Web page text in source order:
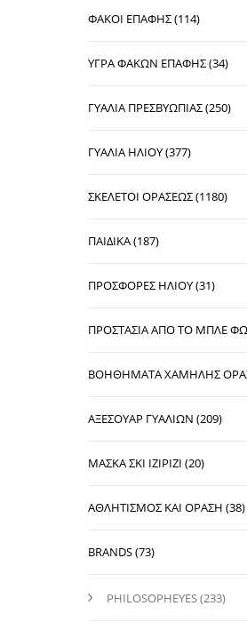
ΦΑΚΟΙ ΕΠΑΦΗΣ (114)
ΥΓΡΑ ΦΑΚΩΝ ΕΠΑΦΗΣ (34)
ΓΥΑΛΙΑ ΠΡΕΣΒΥΩΠΙΑΣ (250)
ΓΥΑΛΙΑ ΗΛΙΟΥ (377)
ΣΚΕΛΕΤΟΙ ΟΡΑΣΕΩΣ (1180)
ΠΑΙΔΙΚΑ (187)
ΠΡΟΣΦΟΡΕΣ ΗΛΙΟΥ (31)
ΠΡΟΣΤΑΣΙΑ ΑΠΟ ΤΟ ΜΠΛΕ
ΒΟΗΘΗΜΑΤΑ ΧΑΜΗΛΗΣ
ΑΞΕΣΟΥΑΡ ΓΥΑΛΙΩΝ (209)
ΜΑΣΚΑ ΣΚΙ IZIPIZI (20)
ΑΘΛΗΤΙΣΜΟΣ ΚΑΙ ΟΡΑΣΗ (38)
BRANDS (73)
PHILOSOPHEYES (233)